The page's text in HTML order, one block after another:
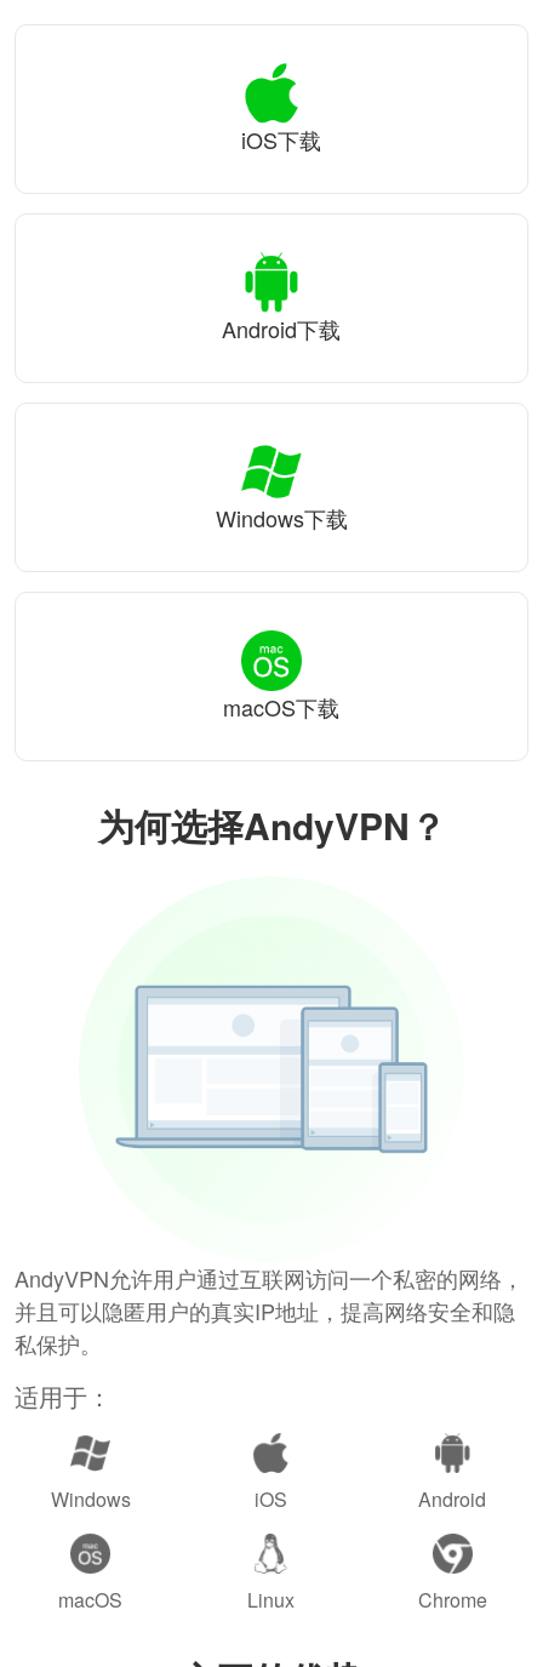
为何选择AndyVPN？
AndyVPN允许用户通过互联网访问一个私密的网络，
并且可以隐匿用户的真实IP地址，提高网络安全和隐
私保护。
适用于：
Windows iOS Android
macOS Linux Chrome
iOS下载
Android下载
Windows下载
macOS下载